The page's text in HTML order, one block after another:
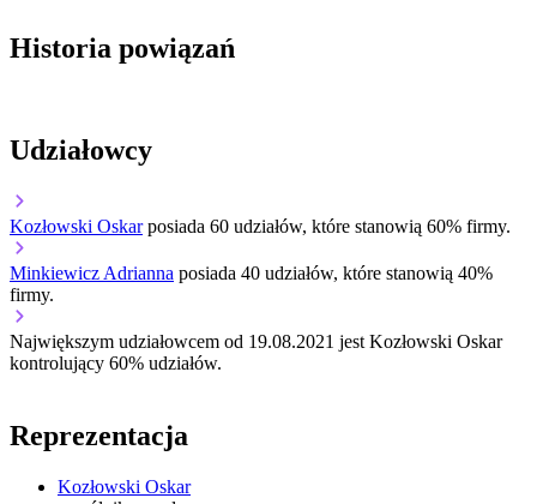
Historia powiązań
Udziałowcy
Kozłowski Oskar posiada 60 udziałów, które stanowią 60% firmy.
Minkiewicz Adrianna posiada 40 udziałów, które stanowią 40%
firmy.
Największym udziałowcem od 19.08.2021 jest Kozłowski Oskar
kontrolujący 60% udziałów.
Reprezentacja
Kozłowski Oskar